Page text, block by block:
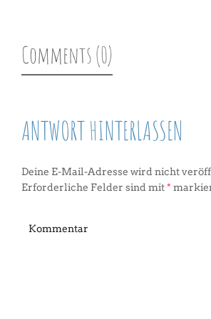
Comments (0)
ANTWORT HINTERLASSEN
Deine E-Mail-Adresse wird nicht
Erforderliche Felder sind mit*